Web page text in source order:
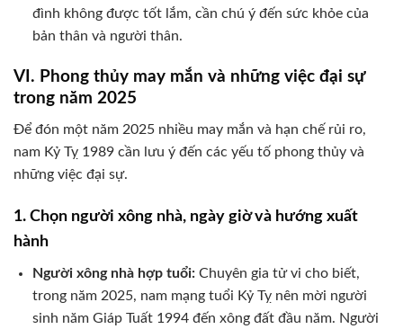
đình không được tốt lắm, cần chú ý đến sức khỏe của
bản thân và người thân.
VI. Phong thủy may mắn và những việc đại sự
trong năm 2025
Để đón một năm 2025 nhiều may mắn và hạn chế rủi ro,
nam Kỷ Tỵ 1989 cần lưu ý đến các yếu tố phong thủy và
những việc đại sự.
1. Chọn người xông nhà, ngày giờ và hướng xuất
hành
Người xông nhà hợp tuổi:Chuyên gia tử vi cho biết,
trong năm 2025, nam mạng tuổi Kỷ Tỵ nên mời người
sinh năm Giáp Tuất 1994 đến xông đất đầu năm. Người